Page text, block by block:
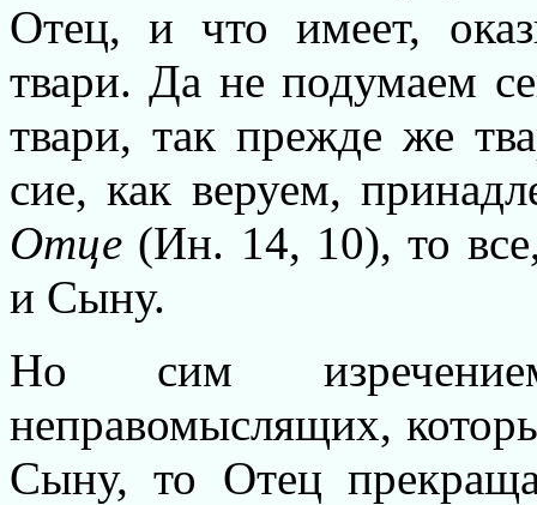
Отец, и что имеет,
твари. Да не подумаем
твари, так прежде же
сие, как веруем,
Отце (Ин. 14, 10), то
и Сыну.
Но сим изречением
неправомыслящих,
Сыну, то Отец